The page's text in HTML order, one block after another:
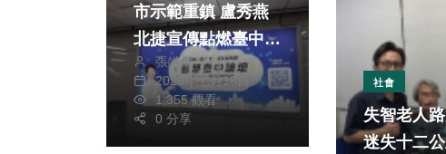
市示範重鎮 盧秀燕
北捷宣傳點燃臺中打
造AI機器人製造基地
決心
張皓傑
2026年七月15日
1,355 觀看
0 分享
社會
失智老人
迷失十二公